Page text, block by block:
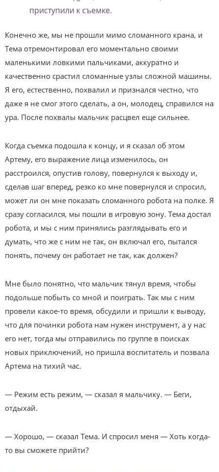
приступили к съемке.
Конечно же, мы не прошли мимо сломанного крана, и
Тема отремонтировал его моментально своими
маленькими ловкими пальчиками, аккуратно и
качественно срастил сломанные узлы сложной машины.
Я его, естественно, похвалил и признался честно, что
даже я не смог этого сделать, а он, молодец, справился на
ура. После похвалы мальчик расцвел еще сильнее.
Когда съемка подошла к концу, и я сказал об этом
Артему, его выражение лица изменилось, он
расстроился, опустив голову, повернулся к выходу и,
сделав шаг вперед, резко ко мне повернулся и спросил,
может ли он мне показать сломанного робота на полке. Я
сразу согласился, мы пошли в игровую зону. Тема достал
робота, и мы с ним принялись разглядывать его и
думать, что же с ним не так, он включал его, пытался
понять, почему он работает не так, как должен?
Мне было понятно, что мальчик тянул время, чтобы
подольше побыть со мной и поиграть. Так мы с ним
провели какое-то время, обсудили и пришли к выводу,
что для починки робота нам нужен инструмент, а у нас
его нет, тогда мы отправились по группе в поисках
новых приключений, но пришла воспитатель и позвала
Артема на тихий час.
— Режим есть режим, — сказал я мальчику. — Беги,
отдыхай.
— Хорошо, — сказал Тема. И спросил меня — Хоть когда-
то вы сможете прийти?